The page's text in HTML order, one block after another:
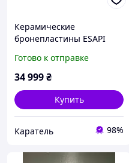
Керамические
бронепластины ESAPI
Бронепластины, 6, Small,
Керамика, NIJ IV
Готово к отправке
34 999₴
Купить
Каратель 98%